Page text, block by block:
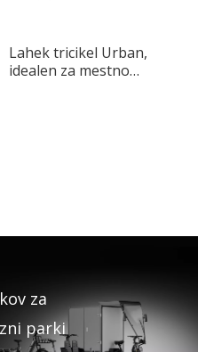
Lahek tricikel Urban,
idealen za mestno
za
parki